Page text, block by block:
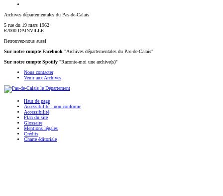
Archives départementales du Pas-de-Calais
5 rue du 19 mars 1962
62000 DAINVILLE
Retrouvez-nous aussi
Sur notre compte Facebook "Archives départementales du Pas-de-Calais"
Sur notre compte Spotify "Raconte-moi une archive(s)"
Nous contacter
Venir aux Archives
Haut de page
Accessibilité : non conforme
Accessibilité
Plan du site
Glossaire
Mentions légales
Crédits
Charte éditoriale